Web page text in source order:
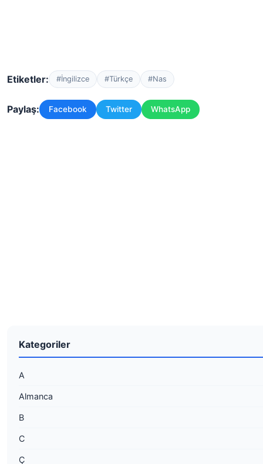
Etiketler: #İngilizce #Türkçe #Nas
Paylaş: Facebook Twitter WhatsApp
Kategoriler
A
Almanca
B
C
Ç